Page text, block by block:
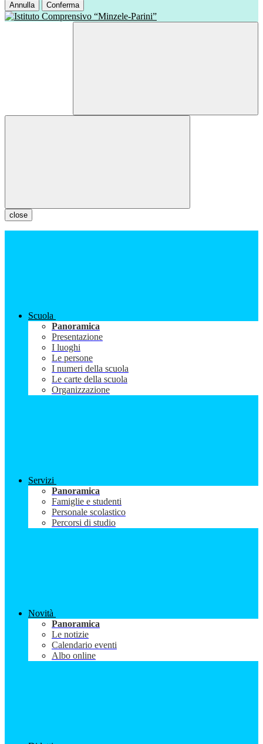
Annulla Conferma
close
Scuola
Panoramica
Presentazione
I luoghi
Le persone
I numeri della scuola
Le carte della scuola
Organizzazione
Servizi
Panoramica
Famiglie e studenti
Personale scolastico
Percorsi di studio
Novità
Panoramica
Le notizie
Calendario eventi
Albo online